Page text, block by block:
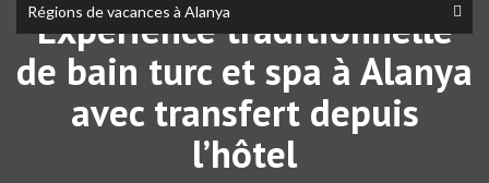
Régions de vacances à Alanya
Expérience traditionnelle
de bain turc et spa à Alanya
avec transfert depuis
l’hôtel